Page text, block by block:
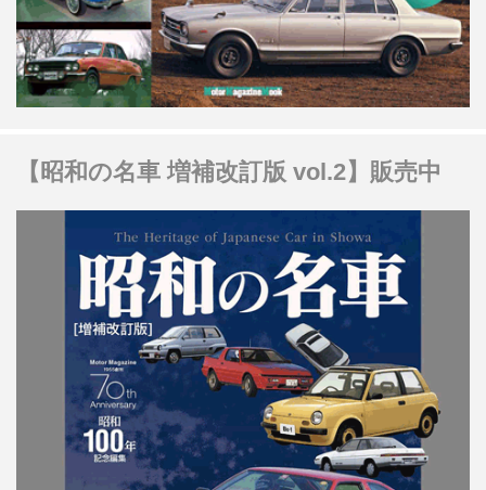
【昭和の名車 増補改訂版 vol.2】販売中